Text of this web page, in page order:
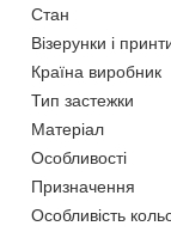
Стан
Візерунки і
Країна виробник
Тип застежки
Матеріал
Особливості
Призначення
Особливість